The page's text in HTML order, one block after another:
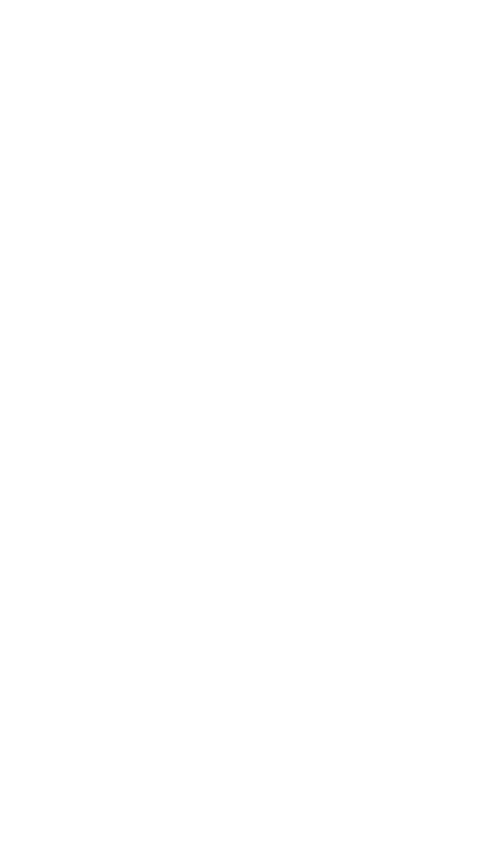
пониженным уровнем шума и вибрации.
24V
со всеми устройствами Greenworks 24V. Это
бытовых работ.